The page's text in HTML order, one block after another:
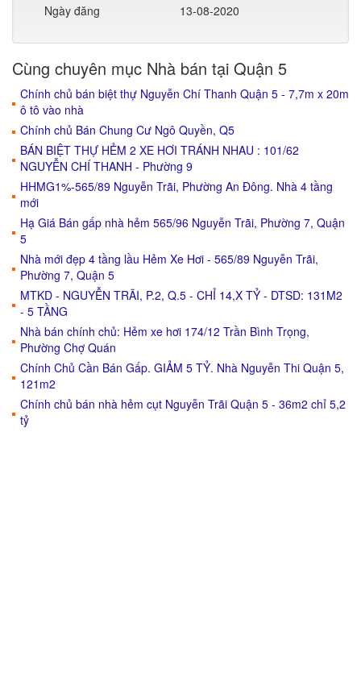
Ngày đăng
13-08-2020
Cùng chuyên mục Nhà bán tại Quận 5
Chính chủ bán biệt thự Nguyễn Chí Thanh Quận 5 - 7,7m x 20m
ô tô vào nhà
Chính chủ Bán Chung Cư Ngô Quyền, Q5
BÁN BIỆT THỰ HẺM 2 XE HƠI TRÁNH NHAU : 101/62
NGUYỄN CHÍ THANH - Phường 9
HHMG1%-565/89 Nguyễn Trãi, Phường An Đông. Nhà 4 tầng
mới
Hạ Giá Bán gấp nhà hẻm 565/96 Nguyễn Trãi, Phường 7, Quận
5
Nhà mới đẹp 4 tầng lầu Hẻm Xe Hơi - 565/89 Nguyễn Trãi,
Phường 7, Quận 5
MTKD - NGUYỄN TRÃI, P.2, Q.5 - CHỈ 14,X TỶ - DTSD: 131M2
- 5 TẦNG
Nhà bán chính chủ: Hẻm xe hơi 174/12 Trần Bình Trọng,
Phường Chợ Quán
Chính Chủ Cần Bán Gấp. GIẢM 5 TỶ. Nhà Nguyễn Thi Quận 5,
121m2
Chính chủ bán nhà hẻm cụt Nguyễn Trãi Quận 5 - 36m2 chỉ 5,2
tỷ